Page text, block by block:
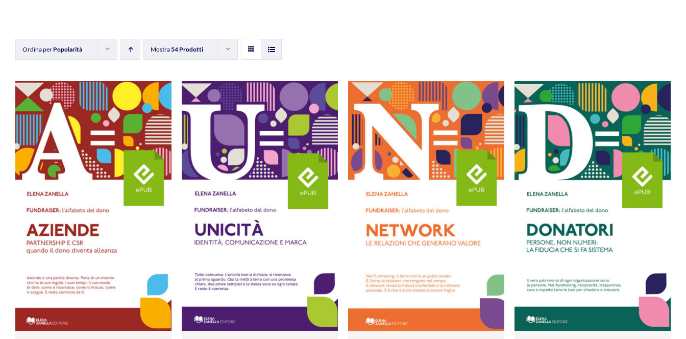
Ordina per Popolarità Mostra54 Prodotti